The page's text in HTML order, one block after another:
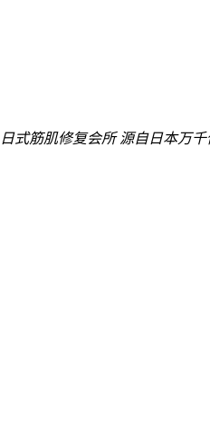
日式筋肌修复会所源自日本万千